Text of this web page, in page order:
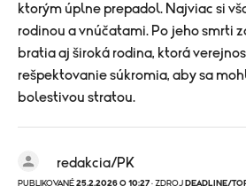
ktorým úplne prepadol. Najviac si
rodinou a vnúčatami. Po jeho smrti
bratia aj široká rodina, ktorá
rešpektovanie súkromia, aby sa
bolestivou stratou.
redakcia/PK
PUBLIKOVANÉ 25.2.2026 O 10:27 · ZDROJ DEADLINE/